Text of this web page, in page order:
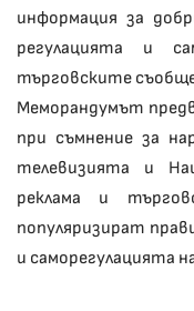
информация за
регулацията и
търговските
Меморандумът
при съмнение за
телевизията и
реклама и
популяризират
и саморегулацията